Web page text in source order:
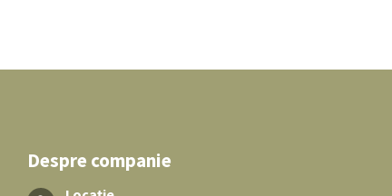
Despre companie